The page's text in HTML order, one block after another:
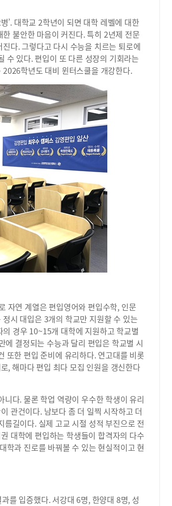
’. 대학교 2학년이 되면 대학 레벨에 대한
불안한 마음이 커진다. 특히 2년제 전문
다. 그렇다고 다시 수능을 치르는 퇴로에
수 있다. 편입이 또 다른 성장의 기회라는
학년도 대비 윈터스쿨을 개강한다.
자연 계열은 편입영어와 편입수학, 인문
시 대입은 3개의 학교만 지원할 수 있는
경우 10~15개 대학에 지원하고 학교별
결정되는 수능과 달리 편입은 학교별 시
또한 편입 준비에 유리하다. 연고대를 비롯
, 해마다 편입 최다 모집 인원을 갱신한다
다. 물론 학업 역량이 우수한 학생이 유리
관건이다. 남보다 좀 더 일찍 시작하고 더
길이다. 실제 고교 시절 성적 부진으로 전
대학에 편입하는 학생들이 합격자의 다수
학과 진로를 바꿔볼 수 있는 현실적이고 현
를 입증했다. 서강대 6명, 한양대 8명, 성